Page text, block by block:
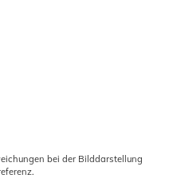
bei der Bilddarstellung
Gliedermaßstab Meterstab